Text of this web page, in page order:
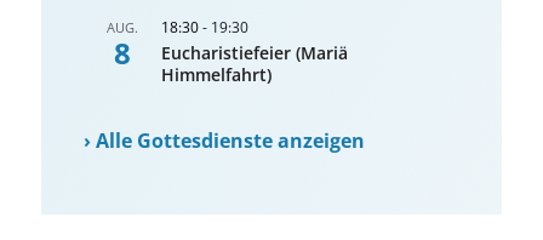
AUG.
8
18:30- 19:30
Eucharistiefeier (Mariä
Himmelfahrt)
›Alle Gottesdienste anzeigen